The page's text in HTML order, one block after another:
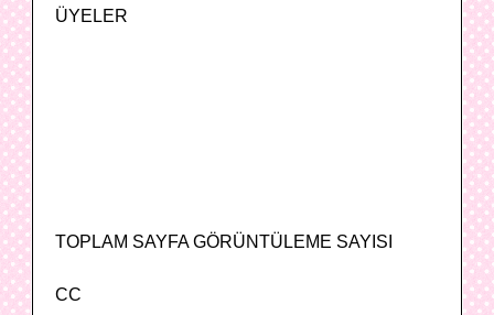
ÜYELER
TOPLAM SAYFA GÖRÜNTÜLEME SAYISI
CC